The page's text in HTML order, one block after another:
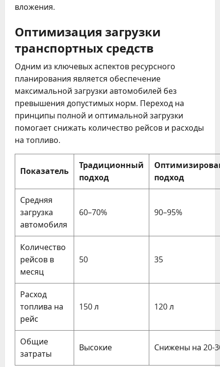
вложения.
Оптимизация загрузки
транспортных средств
Одним из ключевых аспектов ресурсного
планирования является обеспечение
максимальной загрузки автомобилей без
превышения допустимых норм. Переход на
принципы полной и оптимальной загрузки
помогает снижать количество рейсов и расходы
на топливо.
Показатель
Традиционный
подход
подход
Средняя
загрузка
автомобиля
60–70% 90–95%
Количество
рейсов в
месяц
50 35
Расход
топлива на
рейс
150 л 120 л
Общие
затраты
Высокие Снижены на 20-